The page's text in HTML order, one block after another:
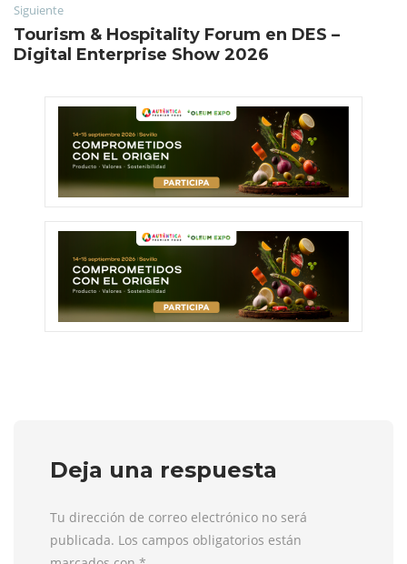
Siguiente
Tourism & Hospitality Forum en DES –
Digital Enterprise Show 2026
Deja una respuesta
Tu dirección de correo electrónico no será
publicada. Los campos obligatorios están